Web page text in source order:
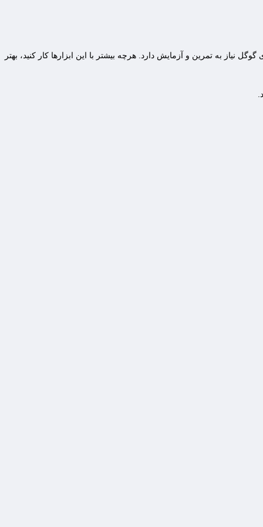
نیاز به تمرین و آزمایش دارد. هرچه بیشتر با این ابزارها کار کنید، بهتر